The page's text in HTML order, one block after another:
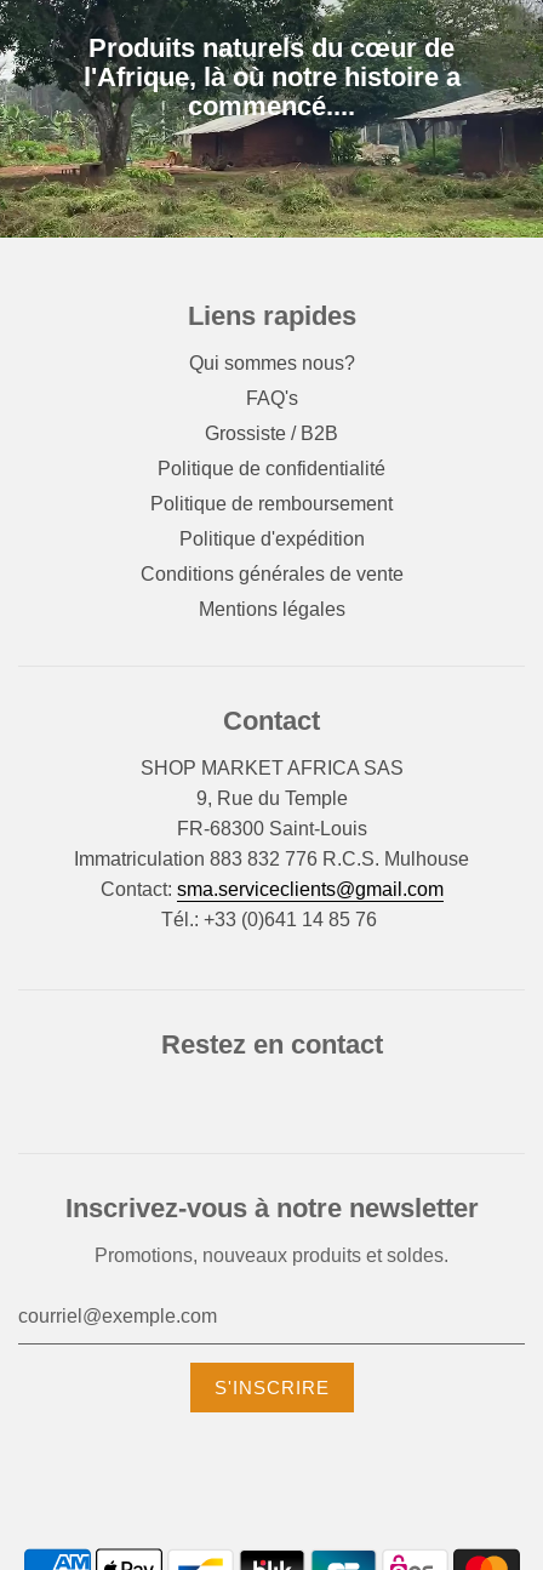
Produits naturels du cœur de
l'Afrique, là où notre histoire a
Liens rapides
Qui sommes nous?
FAQ's
Grossiste / B2B
Politique de confidentialité
Politique de remboursement
Politique d'expédition
Conditions générales de vente
Mentions légales
Contact
SHOP MARKET AFRICA SAS
9, Rue du Temple
FR-68300 Saint-Louis
Immatriculation 883 832 776 R.C.S. Mulhouse
Contact: sma.serviceclients@gmail.com
Tél.: +33 (0)641 14 85 76
Restez en contact
Inscrivez-vous à notre newsletter
Promotions, nouveaux produits et soldes.